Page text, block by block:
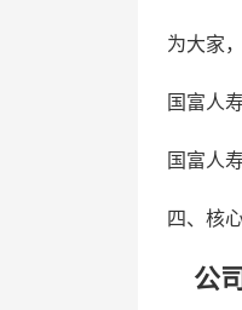
为大家
国富人
国富人
四、核
公